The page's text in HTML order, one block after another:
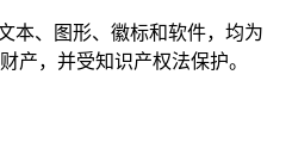
本、图形、徽标和软件，均为
产，并受知识产权法保护。